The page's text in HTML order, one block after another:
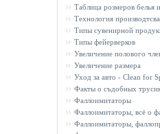
Таблица розмеров белья
Технология
Типы сувенирной
Типы фейерверков
Увеличение полового
Увеличение размера
Уход за авто - Clean for
Факты о съдобных
Фаллоимитаторы
Фаллоимитаторы, всё о
Фаллоимитаторы,